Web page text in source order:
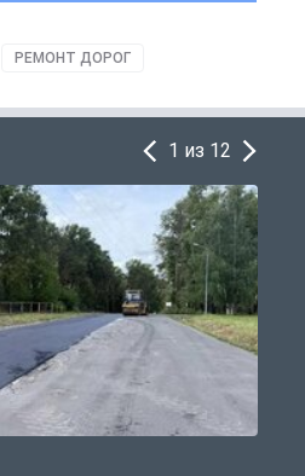
РЕМОНТ ДОРОГ
1 из 12